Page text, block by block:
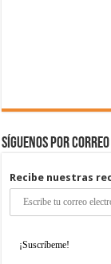
Síguenos por correo
Recibe nuestras